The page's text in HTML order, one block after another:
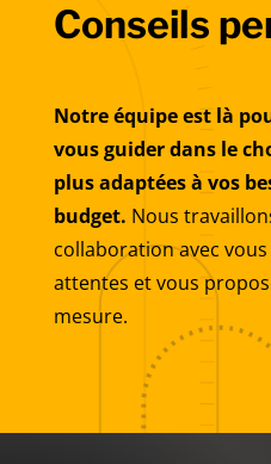
Conseils
Notre équipe est là
vous guider dans le
plus adaptées à vos
budget. Nous
collaboration avec
attentes et vous
mesure.